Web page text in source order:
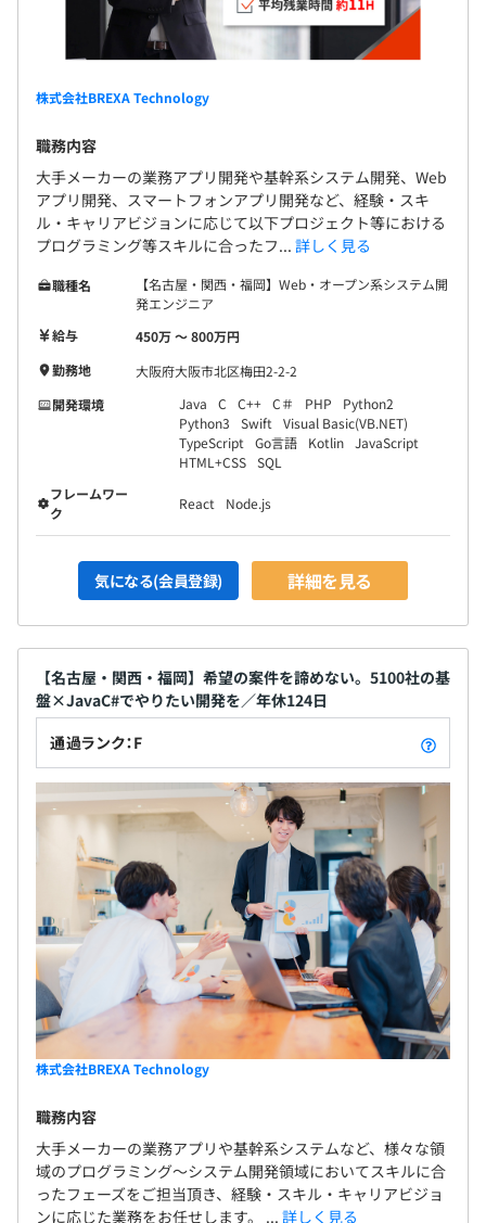
◆年齢・経験年数に左右されない評価制度
「グレードアップ」と「累積経験値UP」の2軸で評価を行
うエンジニアファーストの評価制度となっています。グレ
「累積経験値」によって、累積経験値UPは「客先報酬」
「会社貢献」「業務工程UP」によって構成されていま
す。プロジェクトにおける成果だけでなく、取り組み姿勢
や自発的な成長においても大いに評価対象としています。
また、本人の希望や特性を踏まえたキャリア形成のサポー
トを行います。
株式会社BREXA Technology
職務内容
大手メーカーの業務アプリ開発や基幹系システム開発、Web
アプリ開発、スマートフォンアプリ開発など、経験・スキ
ル・キャリアビジョンに応じて以下プロジェクト等における
プログラミング等スキルに合ったフ... 詳しく見る
職種名
【名古屋・関西・福岡】Web・オープン系システム開
発エンジニア
給与
450万 〜 800万円
勤務地
大阪府大阪市北区梅田2-2-2
開発環境
Java C C++ C＃ PHP
Python2
Python3
Swift
Visual Basic(VB.NET)
TypeScript
Go言語 Kotlin JavaScript
HTML+CSS SQL
フレームワー
ク
React Node.js
気になる(会員登録) 詳細を見る
【名古屋・関西・福岡】希望の案件を諦めない。5100社の基
盤×JavaC#でやりたい開発を／年休124日
通過ランク：F
株式会社BREXA Technology
職務内容
大手メーカーの業務アプリや基幹系システムなど、様々な領
域のプログラミング～システム開発領域においてスキルに合
ったフェーズをご担当頂き、経験・スキル・キャリアビジョ
ンに応じた業務をお任せします。 ... 詳しく見る